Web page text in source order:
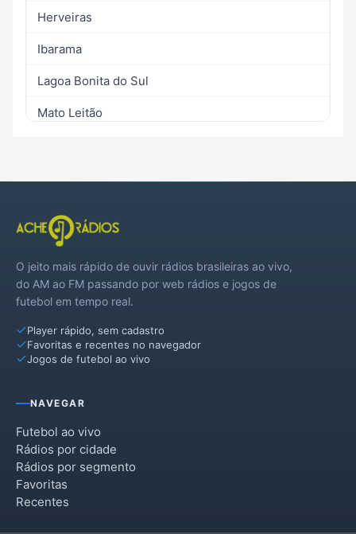
Herveiras
Ibarama
Lagoa Bonita do Sul
Mato Leitão
Segredo
Sinimbu
Sobradinho
Venâncio Aires
O jeito mais rápido de ouvir rádios brasileiras ao vivo,
do AM ao FM passando por web rádios e jogos de
futebol em tempo real.
Player rápido, sem cadastro
Favoritas e recentes no navegador
Jogos de futebol ao vivo
NAVEGAR
Futebol ao vivo
Rádios por cidade
Rádios por segmento
Favoritas
Recentes